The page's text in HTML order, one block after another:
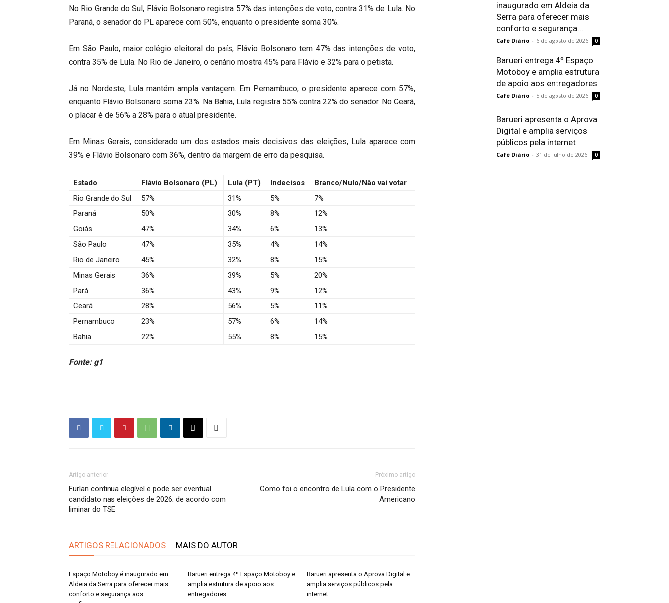
No Rio Grande do Sul, Flávio Bolsonaro registra 57% das intenções de voto, contra 31% de Lula. No
Paraná, o senador do PL aparece com 50%, enquanto o presidente soma 30%.
Em São Paulo, maior colégio eleitoral do país, Flávio Bolsonaro tem 47% das intenções de voto,
contra 35% de Lula. No Rio de Janeiro, o cenário mostra 45% para Flávio e 32% para o petista.
Já no Nordeste, Lula mantém ampla vantagem. Em Pernambuco, o presidente aparece com 57%,
enquanto Flávio Bolsonaro soma 23%. Na Bahia, Lula registra 55% contra 22% do senador. No Ceará,
o placar é de 56% a 28% para o atual presidente.
Em Minas Gerais, considerado um dos estados mais decisivos das eleições, Lula aparece com
39% e Flávio Bolsonaro com 36%, dentro da margem de erro da pesquisa.
Estado Flávio Bolsonaro (PL) Lula (PT) Indecisos
Branco/Nulo/Não vai votar
Rio Grande do Sul
57% 31% 5%
7%
Paraná
50% 30% 8%
12%
Goiás
47% 34% 6%
13%
São Paulo
47% 35% 4%
14%
Rio de Janeiro
45% 32% 8%
15%
Minas Gerais
36% 39% 5%
20%
Pará
36% 43% 9%
12%
Ceará
28% 56% 5%
11%
Pernambuco
23% 57% 6%
14%
Bahia
22% 55% 8% 15%
Fonte: g1
Artigo anterior
Furlan continua elegível e pode ser eventual
candidato nas eleições de 2026, de acordo com
liminar do TSE
Próximo artigo
Como foi o encontro de Lula com o Presidente
Americano
ARTIGOS RELACIONADOS MAIS DO AUTOR
Espaço Motoboy é inaugurado em
Aldeia da Serra para oferecer mais
conforto e segurança aos
Barueri entrega 4º Espaço Motoboy e
amplia estrutura de apoio aos
entregadores
Barueri apresenta o Aprova Digital e
amplia serviços públicos pela
internet
inaugurado em Aldeia da
Serra para oferecer mais
conforto e segurança...
Café Diário - 6 de agosto de 2026 0
Barueri entrega 4º Espaço
Motoboy e amplia estrutura
de apoio aos entregadores
Café Diário - 5 de agosto de 2026 0
Barueri apresenta o Aprova
Digital e amplia serviços
públicos pela internet
Café Diário - 31 de julho de 2026 0